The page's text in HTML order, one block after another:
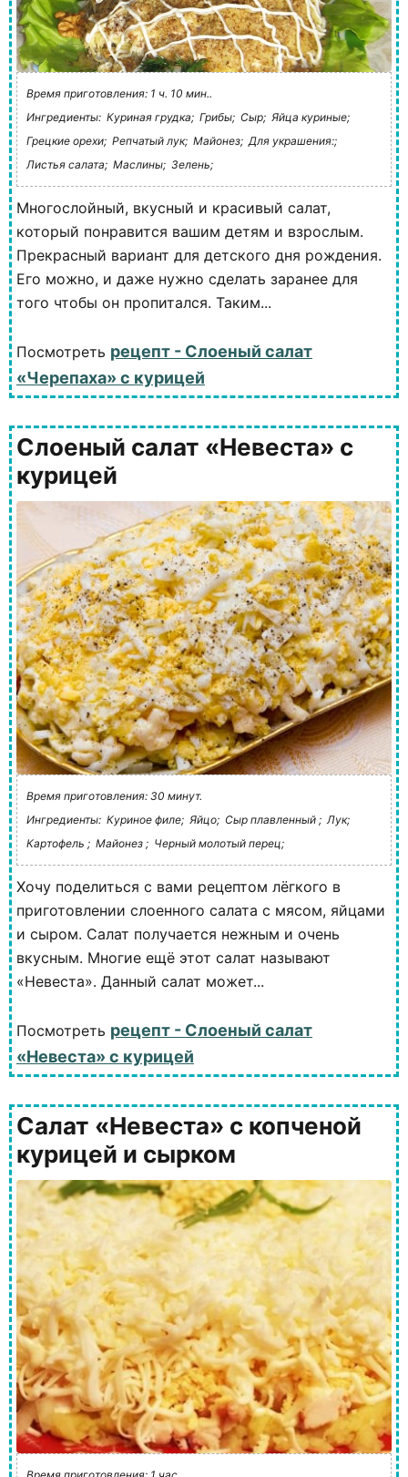
Время приготовления: 1 ч. 10 мин..
Ингредиенты: Куриная грудка; Грибы; Сыр; Яйца куриные;
Грецкие орехи; Репчатый лук; Майонез; Для украшения:;
Листья салата; Маслины; Зелень;
Многослойный, вкусный и красивый салат,
который понравится вашим детям и взрослым.
Прекрасный вариант для детского дня рождения.
Его можно, и даже нужно сделать заранее для
того чтобы он пропитался. Таким...
Посмотреть рецепт - Слоеный салат
«Черепаха» с курицей
Слоеный салат «Невеста» с
курицей
Время приготовления: 30 минут.
Ингредиенты: Куриное филе; Яйцо; Сыр плавленный ; Лук;
Картофель ; Майонез ; Черный молотый перец;
Хочу поделиться с вами рецептом лёгкого в
приготовлении слоенного салата с мясом, яйцами
и сыром. Салат получается нежным и очень
вкусным. Многие ещё этот салат называют
«Невеста». Данный салат может...
Посмотреть рецепт - Слоеный салат
«Невеста» с курицей
Салат «Невеста» с копченой
курицей и сырком